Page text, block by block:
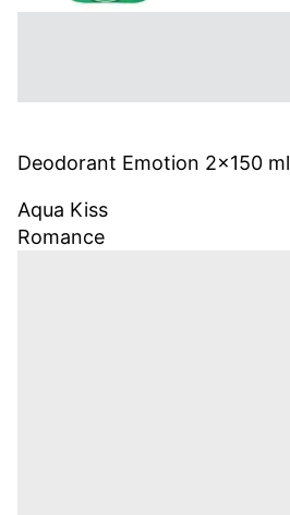
Deodorant Emotion 2x150 ml
Aqua Kiss
Romance